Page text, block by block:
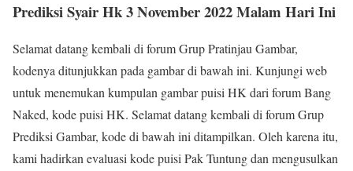
Prediksi Syair Hk 3 November 2022 Malam Hari Ini
Selamat datang kembali di forum Grup Pratinjau Gambar,
kodenya ditunjukkan pada gambar di bawah ini. Kunjungi web
untuk menemukan kumpulan gambar puisi HK dari forum Bang
Naked, kode puisi HK. Selamat datang kembali di forum Grup
Prediksi Gambar, kode di bawah ini ditampilkan. Oleh karena itu,
kami hadirkan evaluasi kode puisi Pak Tuntung dan mengusulkan